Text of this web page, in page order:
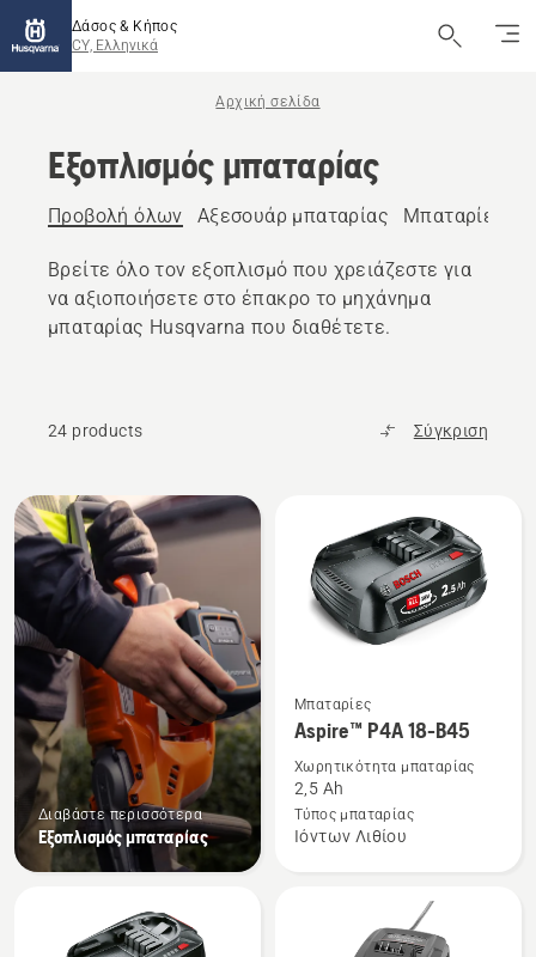
Δάσος & Κήπος
CY, Ελληνικά
Αρχική σελίδα
Εξοπλισμός μπαταρίας
Προβολή όλων Αξεσουάρ μπαταρίας Μπαταρίες
Βρείτε όλο τον εξοπλισμό που χρειάζεστε για
να αξιοποιήσετε στο έπακρο το μηχάνημα
μπαταρίας Husqvarna που διαθέτετε.
24 products Σύγκριση
Όλα
τα
προϊόντα
Διαβάστε περισσότερα
Εξοπλισμός μπαταρίας
Δείτε
περισσότερες
λεπτομέρειες
για
το
Aspire™
Μπαταρίες
Aspire™ P4A 18-B45
Χωρητικότητα μπαταρίας
2,5 Ah
Τύπος μπαταρίας
Ιόντων Λιθίου